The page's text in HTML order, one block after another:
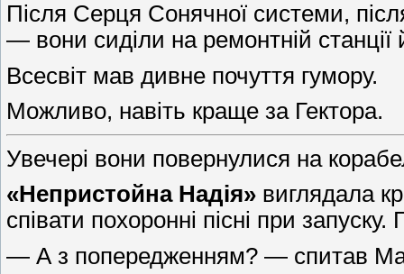
Після Серця Сонячної системи,
— вони сиділи на ремонтній станції
Всесвіт мав дивне почуття гумору.
Можливо, навіть краще за Гектора.
Увечері вони повернулися на
«Непристойна Надія» виглядала
співати похоронні пісні при
— А з попередженням? — спитав